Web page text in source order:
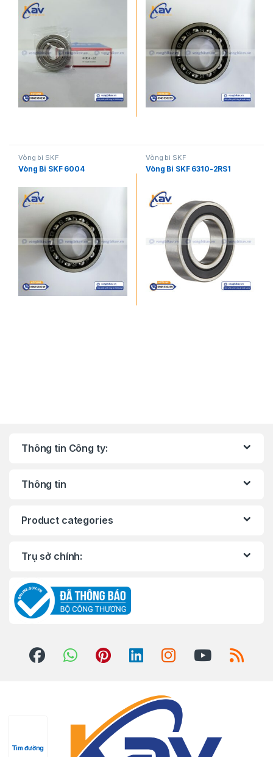
Vòng bi SKF
Vòng Bi SKF 6004
Vòng bi SKF
Vòng Bi SKF 6310-2RS1
Thông tin Công ty:
Thông tin
Product categories
Trụ sở chính:
Tìm đường